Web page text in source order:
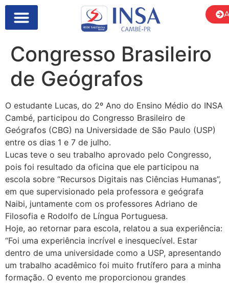
Congresso Brasileiro
de Geógrafos
O estudante Lucas, do 2º Ano do Ensino Médio do INSA
Cambé, participou do Congresso Brasileiro de
Geógrafos (CBG) na Universidade de São Paulo (USP)
entre os dias 1 e 7 de julho.
Lucas teve o seu trabalho aprovado pelo Congresso,
pois foi resultado da oficina que ele participou na
escola sobre “Recursos Digitais nas Ciências Humanas”,
em que supervisionado pela professora e geógrafa
Naibi, juntamente com os professores Adriano de
Filosofia e Rodolfo de Língua Portuguesa.
Hoje, ao retornar para escola, relatou a sua experiência:
“Foi uma experiência incrível e inesquecível. Estar
dentro de uma universidade como a USP, apresentando
um trabalho acadêmico foi muito frutífero para a minha
formação. O evento me proporcionou grandes